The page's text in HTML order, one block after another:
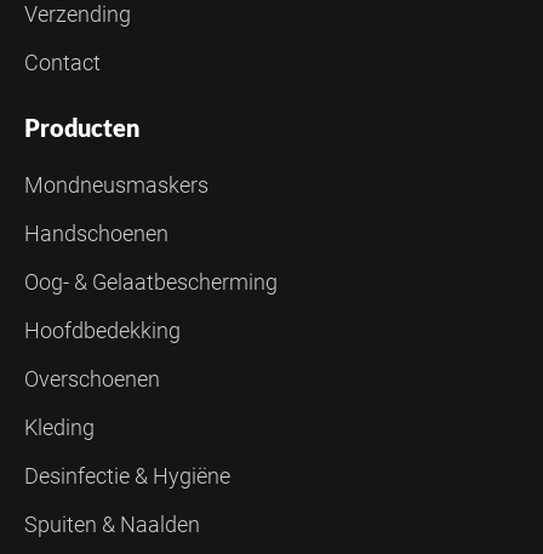
Verzending
Contact
Producten
Mondneusmaskers
Handschoenen
Oog- & Gelaatbescherming
Hoofdbedekking
Overschoenen
Kleding
Desinfectie & Hygiëne
Spuiten & Naalden